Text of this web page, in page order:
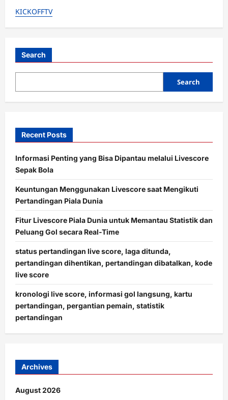
g
o
KICKOFFTV
Search
Search
Recent Posts
Informasi Penting yang Bisa Dipantau melalui Livescore
Sepak Bola
Keuntungan Menggunakan Livescore saat Mengikuti
Pertandingan Piala Dunia
Fitur Livescore Piala Dunia untuk Memantau Statistik dan
Peluang Gol secara Real-Time
status pertandingan live score, laga ditunda,
pertandingan dihentikan, pertandingan dibatalkan, kode
live score
kronologi live score, informasi gol langsung, kartu
pertandingan, pergantian pemain, statistik
pertandingan
Archives
August 2026